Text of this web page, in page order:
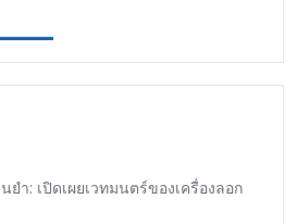
ำ: เปิดเผยเวทมนตร์ของเครื่องลอก